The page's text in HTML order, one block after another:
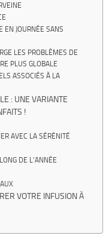
EN JOURNÉE SANS
LES PROBLÈMES DE
PLUS GLOBALE
ASSOCIÉS À LA
: UNE VARIANTE
!
AVEC LA SÉRÉNITÉ
DE L’ANNÉE
VOTRE INFUSION À